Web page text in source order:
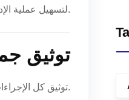
لتسهيل عملية الإدارة.
5. توثيق
توثيق كل الإجراءات الإدارية والقانونية مثل العقود، التقييمات، والإجازات يحمي الشركة قانونيًا ويقلل النزاعات.